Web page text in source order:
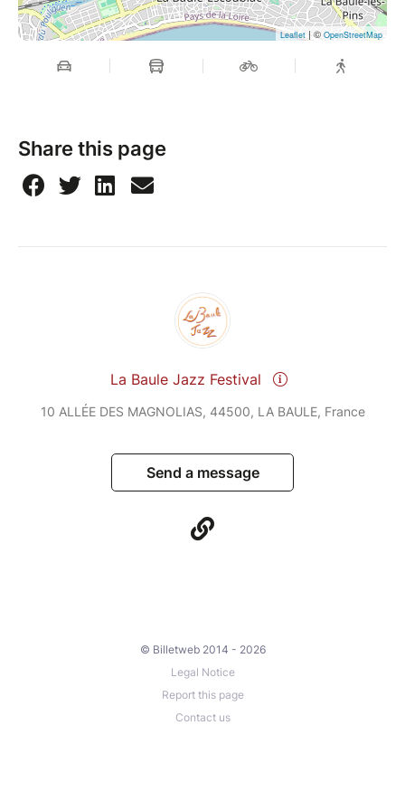
Leaflet | © OpenStreetMap
Share this page
La Baule Jazz Festival
10 ALLÉE DES MAGNOLIAS, 44500, LA BAULE, France
Send a message
© Billetweb 2014 - 2026
Legal Notice
Report this page
Contact us